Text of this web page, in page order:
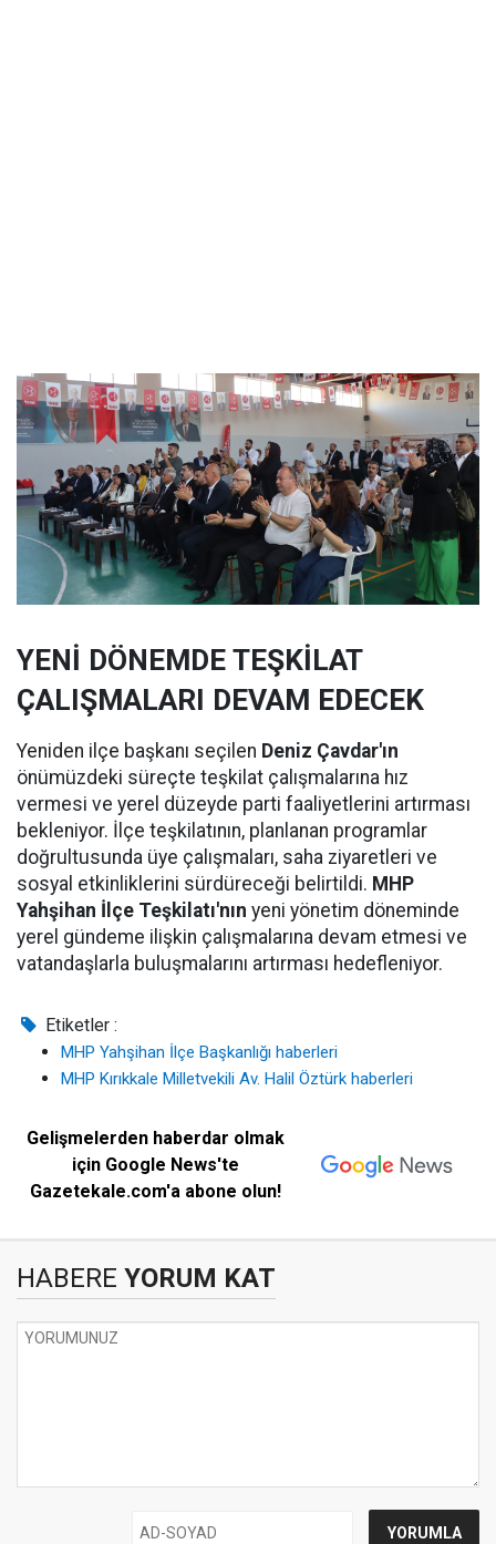
YENİ DÖNEMDE TEŞKİLAT
ÇALIŞMALARI DEVAM EDECEK
Yeniden ilçe başkanı seçilen Deniz Çavdar'ın
önümüzdeki süreçte teşkilat çalışmalarına hız
vermesi ve yerel düzeyde parti faaliyetlerini artırması
bekleniyor. İlçe teşkilatının, planlanan programlar
doğrultusunda üye çalışmaları, saha ziyaretleri ve
sosyal etkinliklerini sürdüreceği belirtildi. MHP
Yahşihan İlçe Teşkilatı'nın yeni yönetim döneminde
yerel gündeme ilişkin çalışmalarına devam etmesi ve
vatandaşlarla buluşmalarını artırması hedefleniyor.
Etiketler :
MHP Yahşihan İlçe Başkanlığı haberleri
MHP Kırıkkale Milletvekili Av. Halil Öztürk haberleri
Gelişmelerden haberdar olmak
için Google News'te
Gazetekale.com'a abone olun!
HABERE YORUM KAT